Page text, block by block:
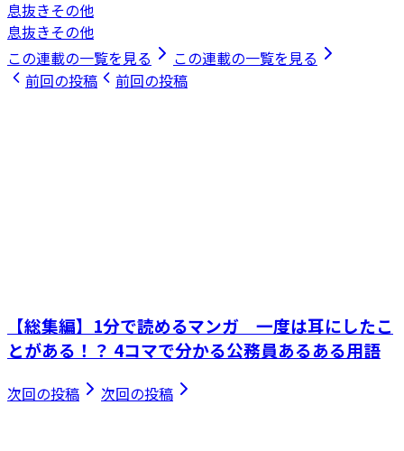
息抜きその他
息抜きその他
この連載の一覧を見る
この連載の一覧を見る
前回の投稿
前回の投稿
【総集編】1分で読めるマンガ 一度は耳にしたこ
とがある！？ 4コマで分かる公務員あるある用語
次回の投稿 次回の投稿